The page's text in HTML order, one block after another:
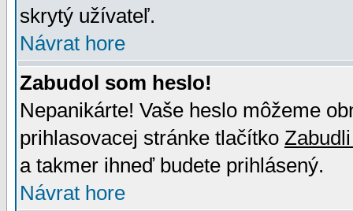
skrytý užívateľ.
Návrat hore
Zabudol som heslo!
Nepanikárte! Vaše heslo môžeme
prihlasovacej stránke tlačítko
a takmer ihneď budete prihlásený.
Návrat hore